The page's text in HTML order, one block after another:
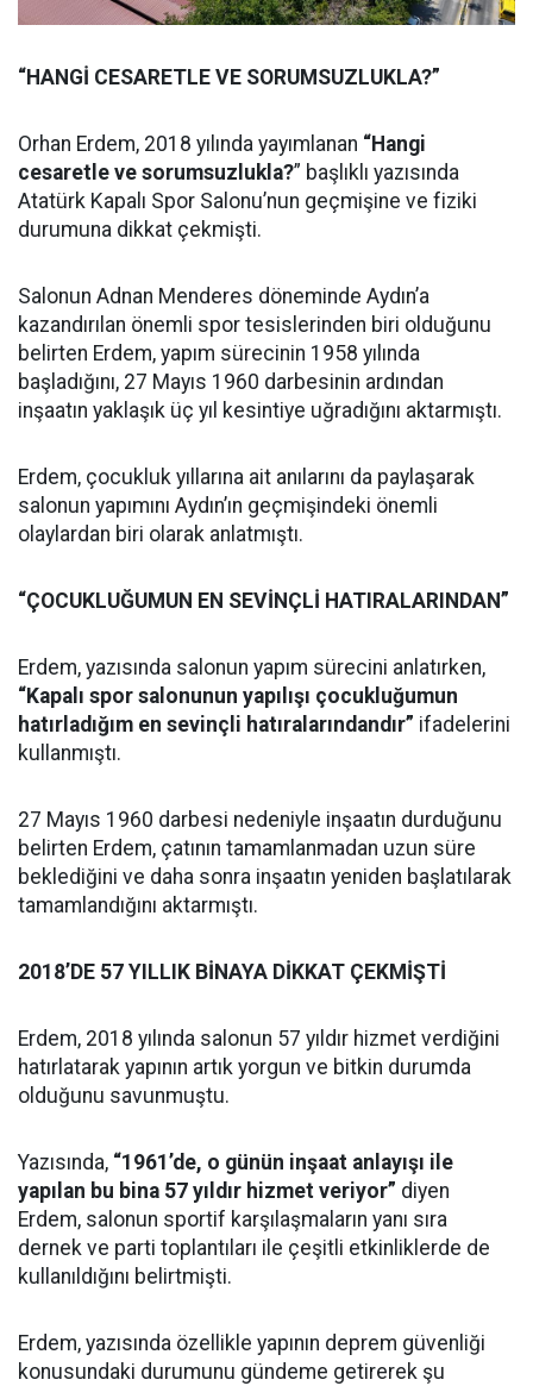
“HANGİ CESARETLE VE SORUMSUZLUKLA?”
Orhan Erdem, 2018 yılında yayımlanan “Hangi
cesaretle ve sorumsuzlukla?” başlıklı yazısında
Atatürk Kapalı Spor Salonu’nun geçmişine ve fiziki
durumuna dikkat çekmişti.
Salonun Adnan Menderes döneminde Aydın’a
kazandırılan önemli spor tesislerinden biri olduğunu
belirten Erdem, yapım sürecinin 1958 yılında
başladığını, 27 Mayıs 1960 darbesinin ardından
inşaatın yaklaşık üç yıl kesintiye uğradığını aktarmıştı.
Erdem, çocukluk yıllarına ait anılarını da paylaşarak
salonun yapımını Aydın’ın geçmişindeki önemli
olaylardan biri olarak anlatmıştı.
“ÇOCUKLUĞUMUN EN SEVİNÇLİ HATIRALARINDAN”
Erdem, yazısında salonun yapım sürecini anlatırken,
“Kapalı spor salonunun yapılışı çocukluğumun
hatırladığım en sevinçli hatıralarındandır” ifadelerini
kullanmıştı.
27 Mayıs 1960 darbesi nedeniyle inşaatın durduğunu
belirten Erdem, çatının tamamlanmadan uzun süre
beklediğini ve daha sonra inşaatın yeniden başlatılarak
tamamlandığını aktarmıştı.
2018’DE 57 YILLIK BİNAYA DİKKAT ÇEKMİŞTİ
Erdem, 2018 yılında salonun 57 yıldır hizmet verdiğini
hatırlatarak yapının artık yorgun ve bitkin durumda
olduğunu savunmuştu.
Yazısında, “1961’de, o günün inşaat anlayışı ile
yapılan bu bina 57 yıldır hizmet veriyor” diyen
Erdem, salonun sportif karşılaşmaların yanı sıra
dernek ve parti toplantıları ile çeşitli etkinliklerde de
kullanıldığını belirtmişti.
Erdem, yazısında özellikle yapının deprem güvenliği
konusundaki durumunu gündeme getirerek şu